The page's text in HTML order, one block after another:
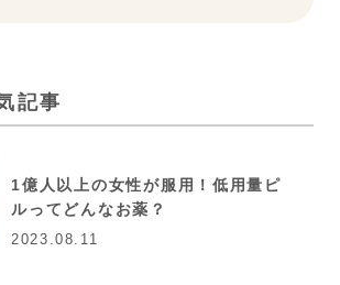
記事
1億人以上の女性が服用！低用量ピ
ルってどんなお薬？
2023.08.11